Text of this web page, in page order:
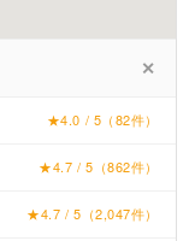
✕
★4.0 / 5（82件）
★4.7 / 5（862件）
★4.7 / 5（2,047件）